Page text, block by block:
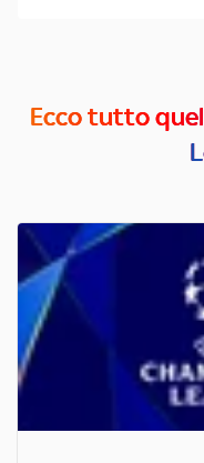
Ecco tutto